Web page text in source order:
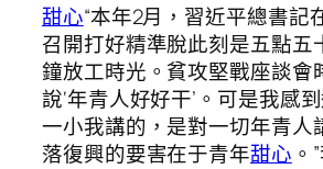
甜心“本年2月，習近平總書記
召開打好精準脫此刻是五點五
鐘放工時光。貧攻堅戰座談會
說‘年青人好好干’。可是我感
一小我講的，是對一切年青人
落復興的要害在于青年甜心 。